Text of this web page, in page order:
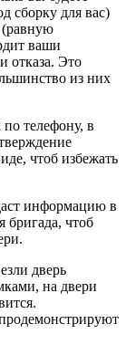
сборку для вас)
(равную
ваши
отказа. Это
из них
телефону, в
чтоб избежать
информацию в
бригада, чтоб
дверь
на двери